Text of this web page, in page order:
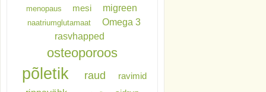
menopaus mesi migreen
naatriumglutamaat
Omega 3
rasvhapped
osteoporoos
põletik raud ravimid